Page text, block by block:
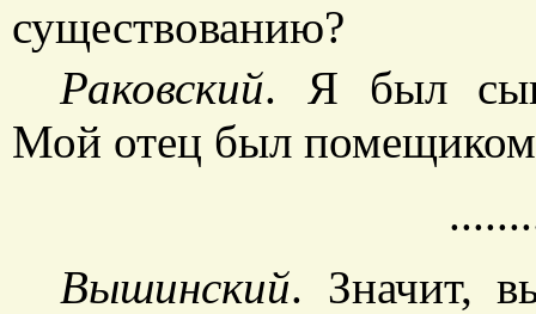
существованию?
Раковский. Я был
Мой отец был
Вышинский. Значит,